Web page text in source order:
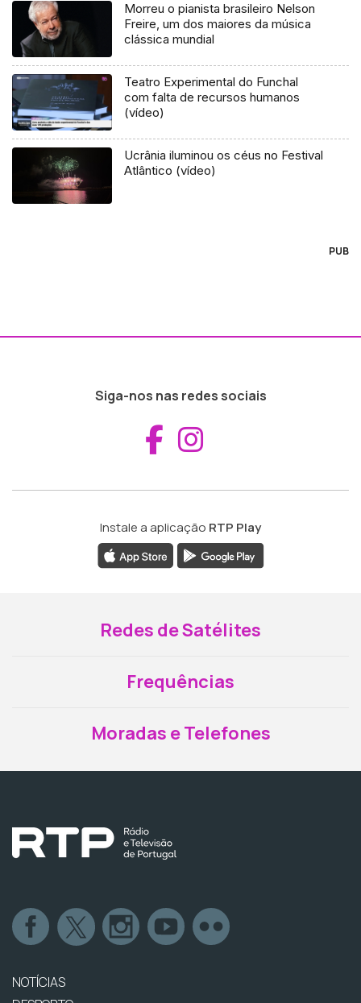
Morreu o pianista brasileiro Nelson
Freire, um dos maiores da música
clássica mundial
Teatro Experimental do Funchal
com falta de recursos humanos
(vídeo)
Ucrânia iluminou os céus no Festival
Atlântico (vídeo)
PUB
Siga-nos nas redes sociais
Aceder ao
Instale a aplicação RTP Play
Redes de Satélites
Frequências
Moradas e Telefones
NOTÍCIAS